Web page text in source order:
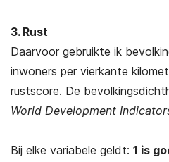
3. Rust
Daarvoor gebruikte ik
inwoners per vierkante
rustscore. De
World Development
Bij elke variabele geldt: 1 is